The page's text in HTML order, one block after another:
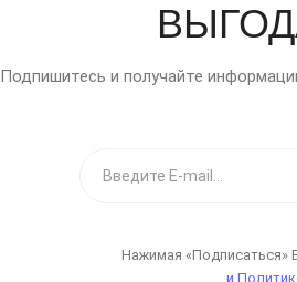
Подпишитесь и получайте
Нажимая «Подписаться»
и